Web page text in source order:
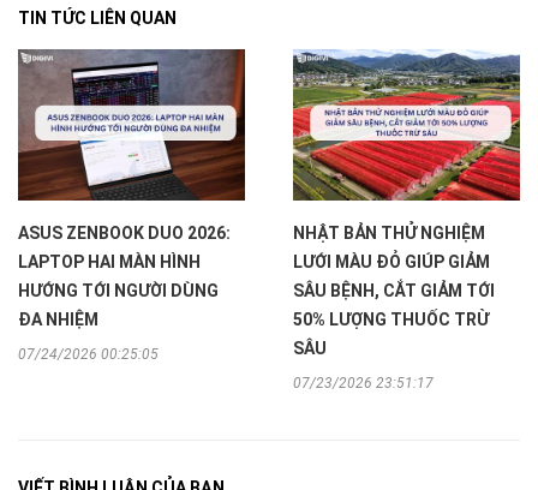
TIN TỨC LIÊN QUAN
ASUS ZENBOOK DUO 2026:
LAPTOP HAI MÀN HÌNH
HƯỚNG TỚI NGƯỜI DÙNG
ĐA NHIỆM
07/24/2026 00:25:05
NHẬT BẢN THỬ NGHIỆM
LƯỚI MÀU ĐỎ GIÚP GIẢM
SÂU BỆNH, CẮT GIẢM TỚI
50% LƯỢNG THUỐC TRỪ
SÂU
07/23/2026 23:51:17